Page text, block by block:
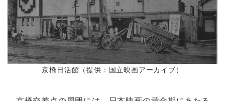
京橋日活館（提供：国立映画アーカイブ）